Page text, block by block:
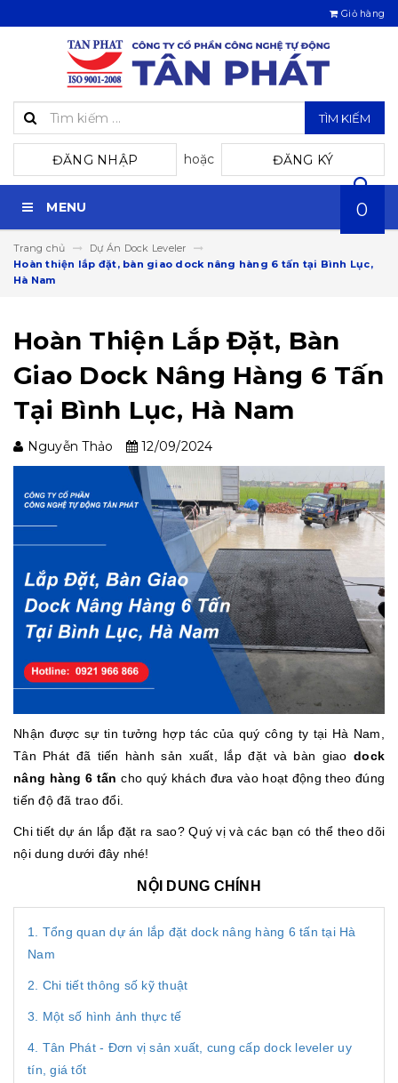
Giỏ hàng
TÌM KIẾM
ĐĂNG NHẬP hoặc ĐĂNG KÝ
MENU 0
Trang chủ
Dự Án Dock Leveler
Hoàn thiện lắp đặt, bàn giao dock nâng hàng 6 tấn tại Bình Lục,
Hà Nam
Hoàn Thiện Lắp Đặt, Bàn
Giao Dock Nâng Hàng 6 Tấn
Tại Bình Lục, Hà Nam
Nguyễn Thảo 12/09/2024
Nhận được sự tin tưởng hợp tác của quý công ty tại Hà Nam,
Tân Phát đã tiến hành sản xuất, lắp đặt và bàn giao dock
nâng hàng 6 tấn cho quý khách đưa vào hoạt động theo đúng
tiến độ đã trao đổi.
Chi tiết dự án lắp đặt ra sao? Quý vị và các bạn có thể theo dõi
nội dung dưới đây nhé!
NỘI DUNG CHÍNH
1. Tổng quan dự án lắp đặt dock nâng hàng 6 tấn tại Hà
Nam
2. Chi tiết thông số kỹ thuật
3. Một số hình ảnh thực tế
4. Tân Phát - Đơn vị sản xuất, cung cấp dock leveler uy
tín, giá tốt